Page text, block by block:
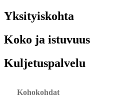
Yksityiskohta
Koko ja istuvuus
Kuljetuspalvelu
Kohokohdat